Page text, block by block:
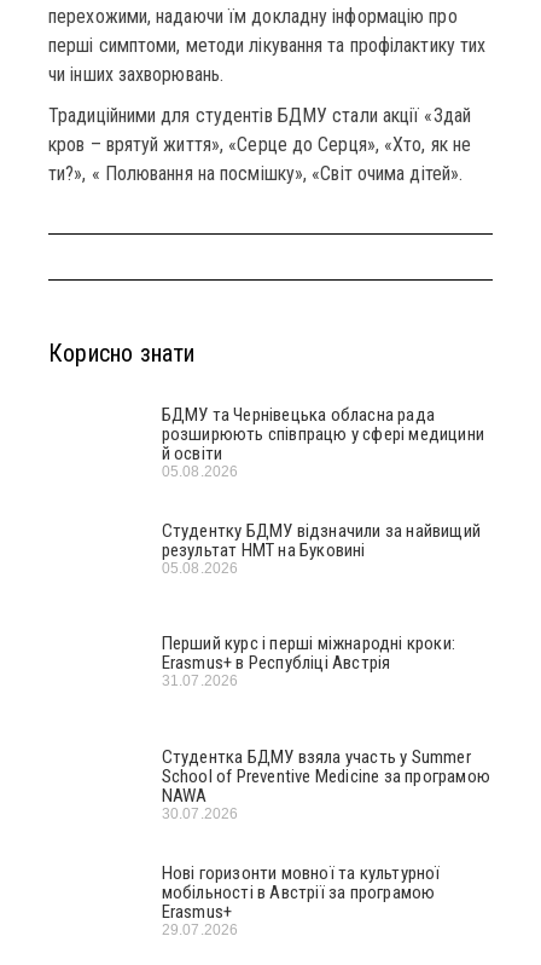
перехожими, надаючи їм докладну інформацію про
перші симптоми, методи лікування та профілактику тих
чи інших захворювань.
Традиційними для студентів БДМУ стали акції «Здай
кров – врятуй життя», «Серце до Серця», «Хто, як не
ти?», « Полювання на посмішку», «Світ очима дітей».
Корисно знати
БДМУ та Чернівецька обласна рада
розширюють співпрацю у сфері медицини
й освіти
05.08.2026
Студентку БДМУ відзначили за найвищий
результат НМТ на Буковині
05.08.2026
Перший курс і перші міжнародні кроки:
Erasmus+ в Республіці Австрія
31.07.2026
Студентка БДМУ взяла участь у Summer
School of Preventive Medicine за програмою
NAWA
30.07.2026
Нові горизонти мовної та культурної
мобільності в Австрії за програмою
Erasmus+
29.07.2026